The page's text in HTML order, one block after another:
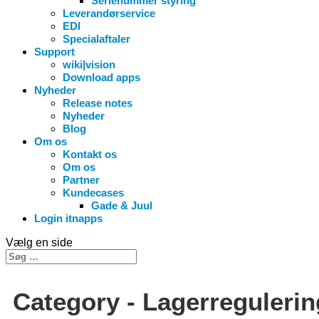
Leverandørservice
EDI
Specialaftaler
Support
wiki|vision
Download apps
Nyheder
Release notes
Nyheder
Blog
Om os
Kontakt os
Om os
Partner
Kundecases
Gade & Juul
Login itnapps
Vælg en side
Category -